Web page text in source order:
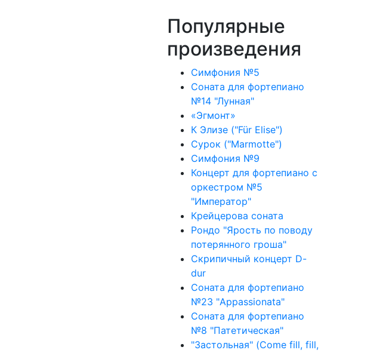
Популярные
произведения
Симфония №5
Соната для фортепиано
№14 "Лунная"
«Эгмонт»
К Элизе ("Für Elise")
Сурок ("Marmotte")
Симфония №9
Концерт для фортепиано с
оркестром №5
"Император"
Крейцерова соната
Рондо "Ярость по поводу
потерянного гроша"
Скрипичный концерт D-
dur
Соната для фортепиано
№23 "Appassionata"
Соната для фортепиано
№8 "Патетическая"
"Застольная" (Come fill, fill,